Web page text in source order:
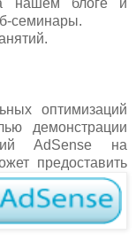
семинары.
оптимизаций
демонстрации
AdSense на
предоставить